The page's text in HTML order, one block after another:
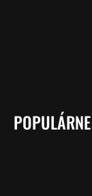
POPULÁRNE